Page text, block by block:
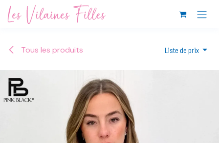
Se rendre au contenu
Tous les produits Liste de prix